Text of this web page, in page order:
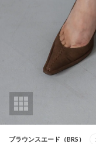
ブラウンスエード（BRS）